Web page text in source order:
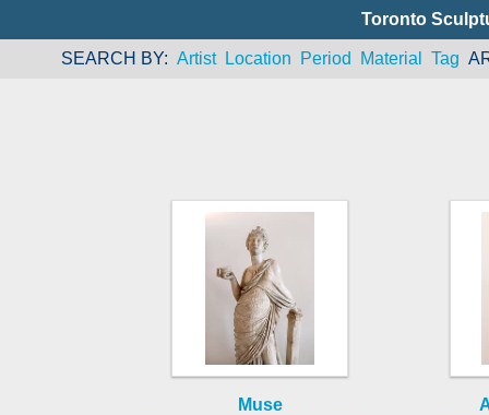
Toronto
SEARCH BY Artist Location Period Material Tag
Muse